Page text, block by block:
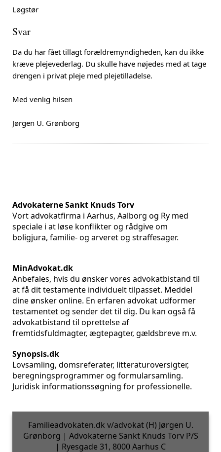
Løgstør
Svar
Da du har fået tillagt forældremyndigheden, kan du ikke
kræve plejevederlag. Du skulle have nøjedes med at tage
drengen i privat pleje med plejetilladelse.
Med venlig hilsen
Jørgen U. Grønborg
Advokaterne Sankt Knuds Torv
Vort advokatfirma i Aarhus, Aalborg og Ry med
speciale i at løse konflikter og rådgive om
boligjura, familie- og arveret og straffesager.
MinAdvokat.dk
Anbefales, hvis du ønsker vores advokatbistand til
at få dit testamente individuelt tilpasset. Meddel
dine ønsker online. En erfaren advokat udformer
testamentet og sender det til dig. Du kan også få
advokatbistand til oprettelse af
fremtidsfuldmagter, ægtepagter, gældsbreve m.v.
Synopsis.dk
Lovsamling, domsreferater, litteraturoversigter,
beregningsprogrammer og formularsamling.
Juridisk informationssøgning for professionelle.
Familieadvokaten.dk v/advokat (H) Jørgen U.
Grønborg | Advokaterne Sankt Knuds Torv P/S
| Ryesgade 31, 8000 Aarhus C